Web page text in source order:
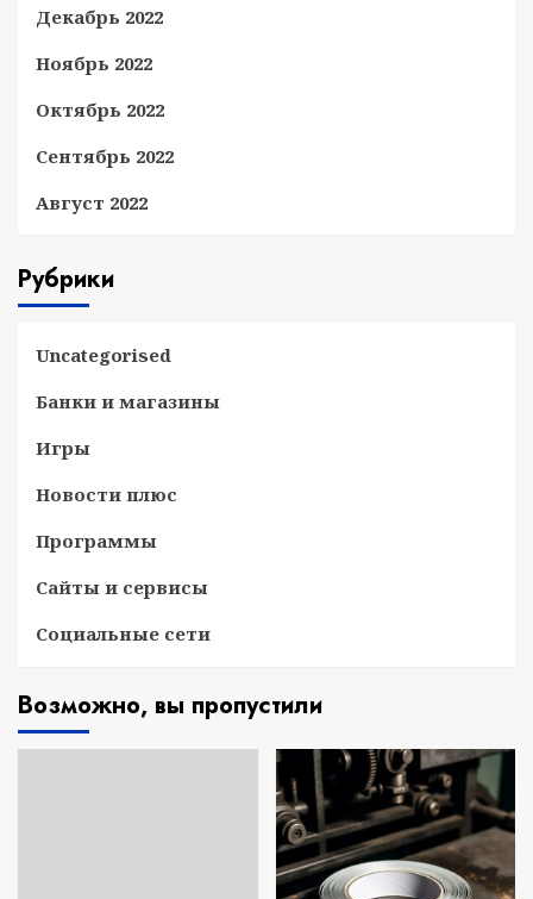
Декабрь 2022
Ноябрь 2022
Октябрь 2022
Сентябрь 2022
Август 2022
Рубрики
Uncategorised
Банки и магазины
Игры
Новости плюс
Программы
Сайты и сервисы
Социальные сети
Возможно, вы пропустили